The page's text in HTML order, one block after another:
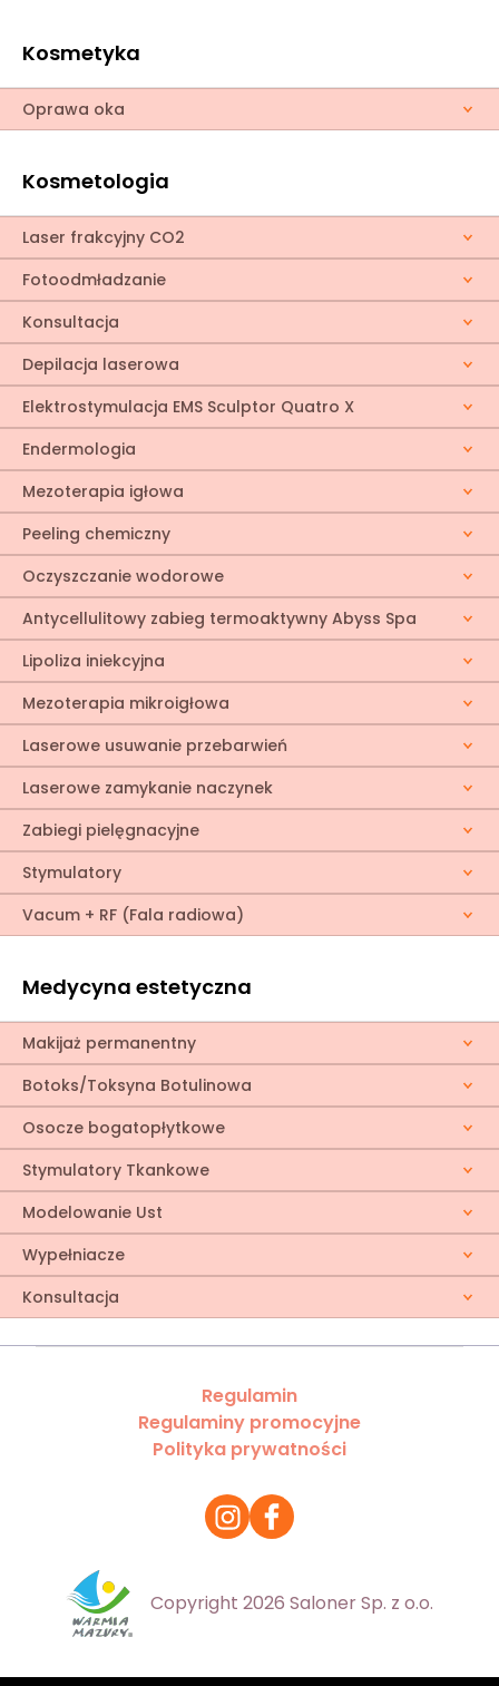
Kosmetyka
Oprawa oka
Kosmetologia
Laser frakcyjny CO2
Fotoodmładzanie
Konsultacja
Depilacja laserowa
Elektrostymulacja EMS Sculptor Quatro X
Endermologia
Mezoterapia igłowa
Peeling chemiczny
Oczyszczanie wodorowe
Antycellulitowy zabieg termoaktywny Abyss Spa
Lipoliza iniekcyjna
Mezoterapia mikroigłowa
Laserowe usuwanie przebarwień
Laserowe zamykanie naczynek
Zabiegi pielęgnacyjne
Stymulatory
Vacum + RF (Fala radiowa)
Medycyna estetyczna
Makijaż permanentny
Botoks/Toksyna Botulinowa
Osocze bogatopłytkowe
Stymulatory Tkankowe
Modelowanie Ust
Wypełniacze
Konsultacja
Regulamin
Regulaminy promocyjne
Polityka prywatności
Copyright 2026 Saloner Sp. z o.o.